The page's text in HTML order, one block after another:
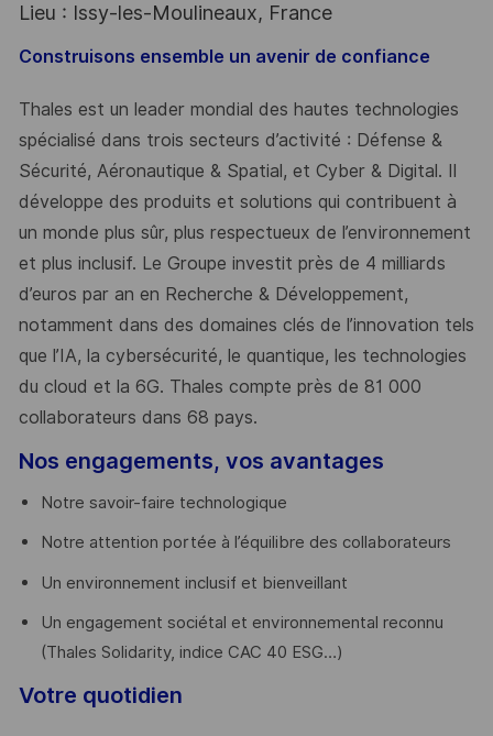
Lieu : Issy-les-Moulineaux, France
Construisons ensemble un avenir de confiance
Thales est un leader mondial des hautes technologies
spécialisé dans trois secteurs d’activité : Défense &
Sécurité, Aéronautique & Spatial, et Cyber & Digital. Il
développe des produits et solutions qui contribuent à
un monde plus sûr, plus respectueux de l’environnement
et plus inclusif. Le Groupe investit près de 4 milliards
d’euros par an en Recherche & Développement,
notamment dans des domaines clés de l’innovation tels
que l’IA, la cybersécurité, le quantique, les technologies
du cloud et la 6G. Thales compte près de 81 000
collaborateurs dans 68 pays.
Nos engagements, vos avantages
Notre savoir-faire technologique
Notre attention portée à l’équilibre des collaborateurs
Un environnement inclusif et bienveillant
Un engagement sociétal et environnemental reconnu
(Thales Solidarity, indice CAC 40 ESG…)
Votre quotidien